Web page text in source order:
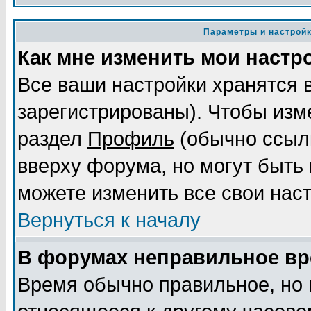
Параметры и
Как мне изменить мои
Все ваши настройки
зарегистрированы). Чтобы
раздел Профиль (обычно
вверху форума, но могут
можете изменить все свои
Вернуться к началу
В форумах неправильное
Время обычно правильное,